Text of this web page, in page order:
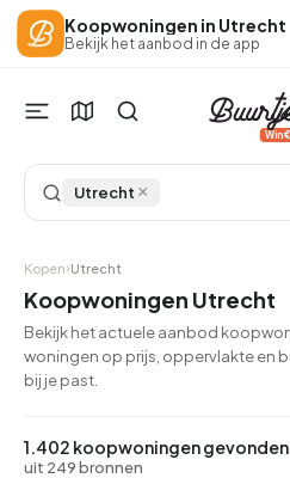
Koopwoningen in Utrecht
Bekijk het aanbod in de app
Win
Utrecht ×
Kopen Utrecht
Koopwoningen Utrecht
Bekijk het actuele aanbod
woningen op prijs, oppervlakte en
bij je past.
1.402 koopwoningen gevonden
uit 249 bronnen